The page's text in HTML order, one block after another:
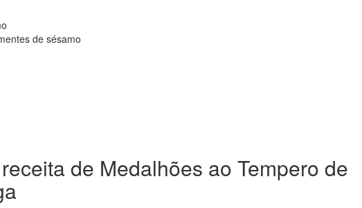
de sésamo
de Medalhões ao Tempero de